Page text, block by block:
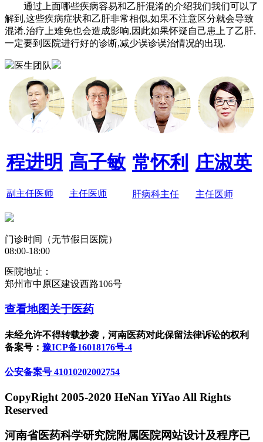
通过上面哪些疾病容易和乙肝混淆的介绍我们我们可以了
解到,这些疾病症状和乙肝非常相似,如果不注意区分就会导致
混淆,治疗上难免也会造成影响,因此如果怀疑自己患上了乙肝,
一定要到医院进行好的诊断,减少误诊误治情况的出现.
医生团队
程进明
副主任医师
高子敏
主任医师
常怀利
肝病科主任
庄淑英
主任医师
门诊时间（无节假日医院）
08:00-18:00
医院地址：
郑州市中原区建设西路106号
查看地图关于医药
未经允许不得转载抄袭，河南医药对此保留法律诉讼的权利
备案号： 豫ICP备16018176号-4
公安备案号 41010202002754
CopyRight 2005-2020 HeNan YiYao All Rights
Reserved
河南省医药科学研究院附属医院网站设计及程序已